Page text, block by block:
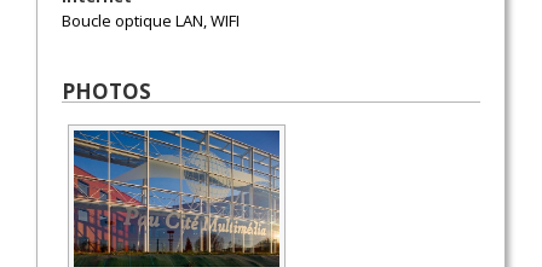
Boucle optique LAN, WIFI
PHOTOS